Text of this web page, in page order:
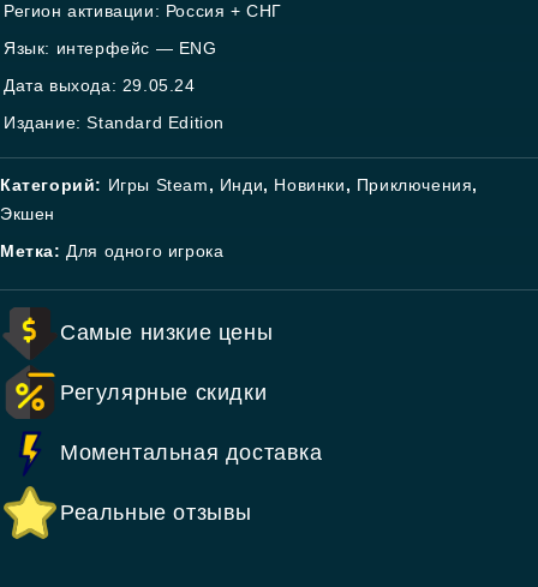
Регион активации: Россия + СНГ
Язык: интерфейс — ENG
Дата выхода: 29.05.24
Издание: Standard Edition
Категорий: Игры Steam, Инди, Новинки, Приключения,
Экшен
Метка: Для одного игрока
Самые низкие цены
Регулярные скидки
Моментальная доставка
Реальные отзывы